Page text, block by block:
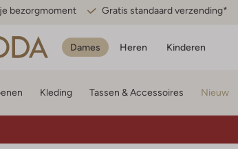
bezorgmoment Gratis standaard verzending*
Dames Heren Kinderen
Kleding Tassen & Accessoires Nieuw